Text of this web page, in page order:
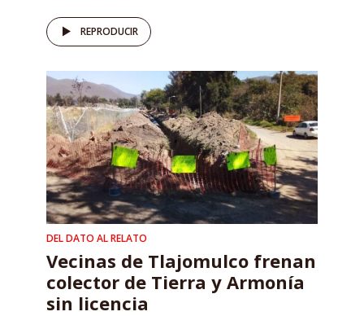
REPRODUCIR
DEL DATO AL RELATO
Vecinas de Tlajomulco frenan
colector de Tierra y Armonía
sin licencia